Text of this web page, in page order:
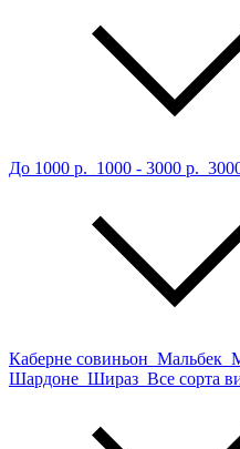
До 1000 р. 1000 - 3000 р.
Каберне совиньон Мальбек
Шардоне Шираз Все сорта